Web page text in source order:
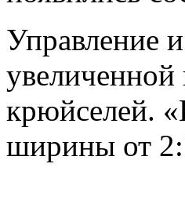
Управление
крюйселей.
ширины от